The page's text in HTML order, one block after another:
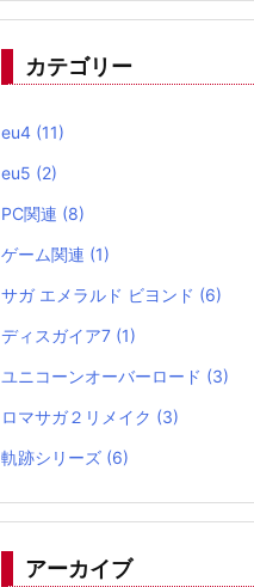
カテゴリー
eu4 (11)
eu5 (2)
PC関連 (8)
ゲーム関連 (1)
サガ エメラルド ビヨンド (6)
ディスガイア7 (1)
ユニコーンオーバーロード (3)
ロマサガ２リメイク (3)
軌跡シリーズ (6)
アーカイブ